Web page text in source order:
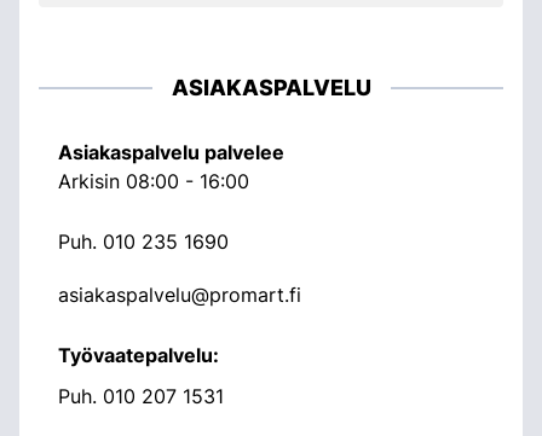
ASIAKASPALVELU
Asiakaspalvelu palvelee
Arkisin 08:00 - 16:00
Puh. 010 235 1690
asiakaspalvelu@promart.fi
Työvaatepalvelu:
Puh. 010 207 1531